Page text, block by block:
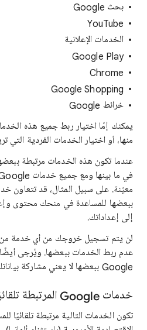
بحث Google
YouTube
الخدمات الإعلانية
Google Play
Chrome
Google Shopping
خرائط Google
يمكنك إمّا اختيار ربط جميع هذه
منها، أو اختيار الخدمات الفردية التي
عندما تكون هذه الخدمات مرتبطة
ببعضها للمساعدة في منحك محتوى
إلى إعداداتك.
عدم ربط الخدمات ببعضها. ويُرجى
Google ببعضها لا يعني مشاركة بياناتك مع خدمات خارجية.
خدمات Google المرتبطة تلقائيًا
تكون الخدمات التالية مرتبطة تلقائيًا